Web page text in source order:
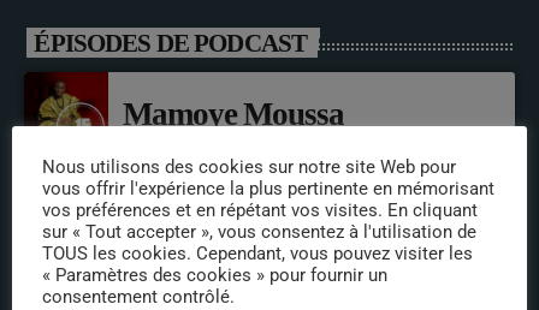
ÉPISODES DE PODCAST
Mamoye Moussa
LLdouk’S
Nous utilisons des cookies sur notre site Web pour
vous offrir l'expérience la plus pertinente en mémorisant
vos préférences et en répétant vos visites. En cliquant
sur « Tout accepter », vous consentez à l'utilisation de
TOUS les cookies. Cependant, vous pouvez visiter les
« Paramètres des cookies » pour fournir un
consentement contrôlé.